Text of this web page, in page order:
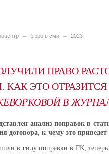
бюро в сми 2023
ПРАВО
ЭТО ОТРАЗИТСЯ
В
анализ поправок в
договора, к чему это
в силу поправки в ГК, теперь